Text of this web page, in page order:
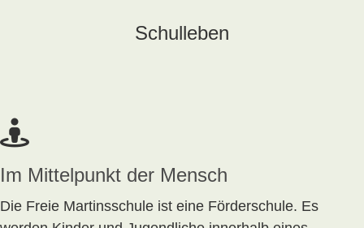
Schulleben
Im Mittelpunkt der Mensch
Die Freie Martinsschule ist eine Förderschule. Es